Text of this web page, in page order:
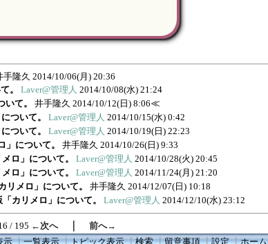
手隆久 2014/10/06(月) 20:36
。
Laver@管理人 2014/10/08(水) 21:24
て。
井手隆久 2014/10/12(日) 8:06≪
ついて。
Laver@管理人 2014/10/15(水) 0:42
ついて。
Laver@管理人 2014/10/19(日) 22:23
」について。
井手隆久 2014/10/26(日) 9:33
ロ」について。
Laver@管理人 2014/10/28(火) 20:45
ロ」について。
Laver@管理人 2014/11/24(月) 21:20
リメロ」について。
井手隆久 2014/12/07(日) 10:18
カリメロ」について。
Laver@管理人 2014/12/10(水) 23:12
/ 195 ←次へ｜ 前へ→
示┃一覧表示┃トピック表示┃検索┃留意事項┃設定┃ホーム